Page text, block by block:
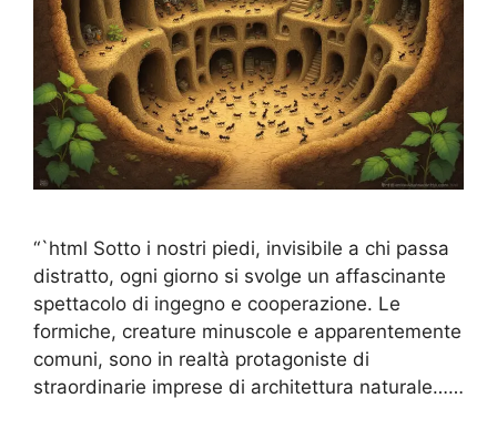
“`html Sotto i nostri piedi, invisibile a chi passa
distratto, ogni giorno si svolge un affascinante
spettacolo di ingegno e cooperazione. Le
formiche, creature minuscole e apparentemente
comuni, sono in realtà protagoniste di
straordinarie imprese di architettura naturale……